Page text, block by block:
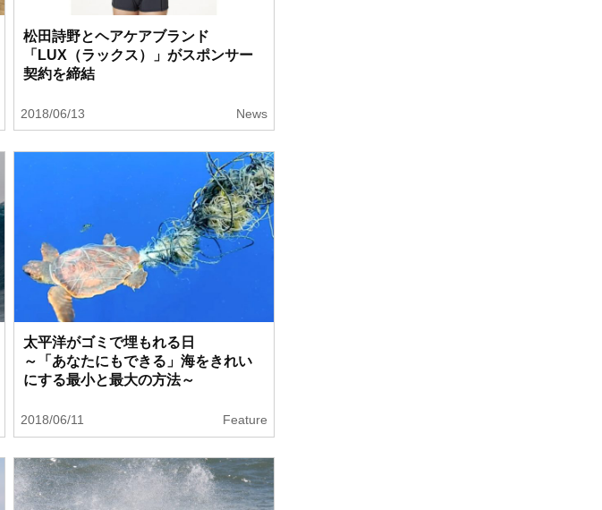
松田詩野とヘアケアブランド
「LUX（ラックス）」がスポンサー
契約を締結
2018/06/13 News
太平洋がゴミで埋もれる日
～「あなたにもできる」海をきれい
にする最小と最大の方法～
2018/06/11 Feature